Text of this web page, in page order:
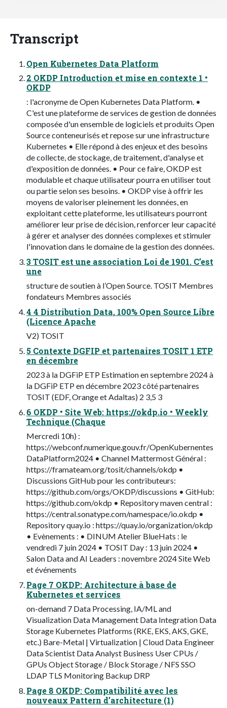
Transcript
Open Kubernetes Data Platform
2 OKDP Introduction et mise en contexte 1 •
OKDP
: l'acronyme de Open Kubernetes Data Platform. •
C'est une plateforme de services de gestion de données
composée d'un ensemble de logiciels et produits Open
Source conteneurisés et repose sur une infrastructure
Kubernetes • Elle répond à des enjeux et des besoins
de collecte, de stockage, de traitement, d'analyse et
d'exposition de données. • Pour ce faire, OKDP est
modulable et chaque utilisateur pourra en utiliser tout
ou partie selon ses besoins. • OKDP vise à offrir les
moyens de valoriser pleinement les données, en
exploitant cette plateforme, les utilisateurs pourront
améliorer leur prise de décision, renforcer leur capacité
à gérer et analyser des données complexes et stimuler
l'innovation dans le domaine de la gestion des données.
3 TOSIT est une association Loi de 1901. C’est
une
structure de soutien à l’Open Source. TOSIT Membres
fondateurs Membres associés
4 4 Distribution Data, 100% Open Source Libre
(Licence Apache
V2) TOSIT
5 Contexte DGFIP et partenaires TOSIT 1 ETP
en décembre
2023 à la DGFiP ETP Estimation en septembre 2024 à
la DGFiP ETP en décembre 2023 côté partenaires
TOSIT (EDF, Orange et Adaltas) 2 3,5 3
6 OKDP • Site Web: https://okdp.io • Weekly
Technique (Chaque
Mercredi 10h) :
https://webconf.numerique.gouv.fr/OpenKubernentes
DataPlatform2024 • Channel Mattermost Général :
https://framateam.org/tosit/channels/okdp •
Discussions GitHub pour les contributeurs:
https://github.com/orgs/OKDP/discussions • GitHub:
https://github.com/okdp • Repository maven central :
https://central.sonatype.com/namespace/io.okdp •
Repository quay.io : https://quay.io/organization/okdp
• Evènements : • DINUM Atelier BlueHats : le
vendredi 7 juin 2024 • TOSIT Day : 13 juin 2024 •
Salon Data and AI Leaders : novembre 2024 Site Web
et événements
Page 7 OKDP: Architecture à base de
Kubernetes et services
on-demand 7 Data Processing, IA/ML and
Visualization Data Management Data Integration Data
Storage Kubernetes Platforms (RKE, EKS, AKS, GKE,
etc.) Bare-Metal | Virtualization | Cloud Data Engineer
Data Scientist Data Analyst Business User CPUs /
GPUs Object Storage / Block Storage / NFS SSO
LDAP TLS Monitoring Backup DRP
Page 8 OKDP: Compatibilité avec les
nouveaux Pattern d’architecture (1)